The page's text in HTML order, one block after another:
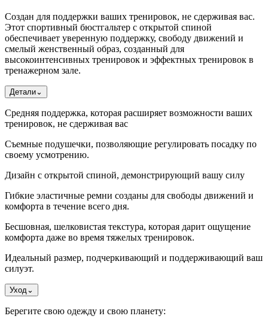
Создан для поддержки ваших тренировок, не сдерживая вас.
Этот спортивный бюстгальтер с открытой спиной
обеспечивает уверенную поддержку, свободу движений и
смелый женственный образ, созданный для
высокоинтенсивных тренировок и эффектных тренировок в
тренажерном зале.
Детали⌄
Средняя поддержка, которая расширяет возможности ваших
тренировок, не сдерживая вас
Съемные подушечки, позволяющие регулировать посадку по
своему усмотрению.
Дизайн с открытой спиной, демонстрирующий вашу силу
Гибкие эластичные ремни созданы для свободы движений и
комфорта в течение всего дня.
Бесшовная, шелковистая текстура, которая дарит ощущение
комфорта даже во время тяжелых тренировок.
Идеальный размер, подчеркивающий и поддерживающий ваш
силуэт.
Уход ⌄
Берегите свою одежду и свою планету: